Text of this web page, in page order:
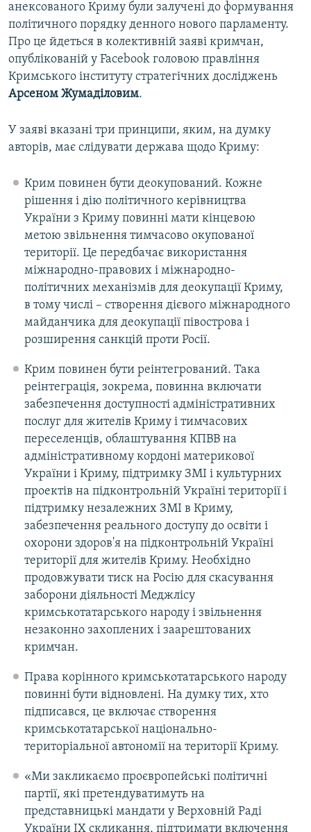
анексованого Криму були залучені до формування
політичного порядку денного нового парламенту.
Про це йдеться в колективній заяві кримчан,
опублікованій у Facebook головою правління
Кримського інституту стратегічних досліджень
Арсеном Жумаділовим.
У заяві вказані три принципи, яким, на думку
авторів, має слідувати держава щодо Криму:
Крим повинен бути деокупований. Кожне
рішення і дію політичного керівництва
України з Криму повинні мати кінцевою
метою звільнення тимчасово окупованої
території. Це передбачає використання
міжнародно-правових і міжнародно-
політичних механізмів для деокупації Криму,
в тому числі – створення дієвого міжнародного
майданчика для деокупації півострова і
розширення санкцій проти Росії.
Крим повинен бути реінтегрований. Така
реінтеграція, зокрема, повинна включати
забезпечення доступності адміністративних
послуг для жителів Криму і тимчасових
переселенців, облаштування КПВВ на
адміністративному кордоні материкової
України і Криму, підтримку ЗМІ і культурних
проектів на підконтрольній Україні території і
підтримку незалежних ЗМІ в Криму,
забезпечення реального доступу до освіти і
охорони здоров'я на підконтрольній Україні
території для жителів Криму. Необхідно
продовжувати тиск на Росію для скасування
заборони діяльності Меджлісу
кримськотатарського народу і звільнення
незаконно захоплених і заарештованих
кримчан.
Права корінного кримськотатарського народу
повинні бути відновлені. На думку тих, хто
підписався, це включає створення
кримськотатарської національно-
територіальної автономії на території Криму.
«Ми закликаємо проєвропейські політичні
партії, які претендуватимуть на
представницькі мандати у Верховній Раді
України IХ скликання, підтримати включення